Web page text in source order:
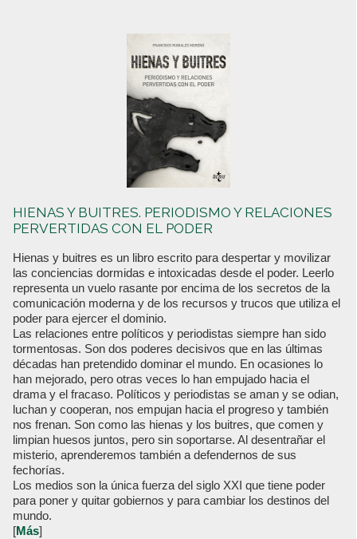
HIENAS Y BUITRES. PERIODISMO Y RELACIONES
PERVERTIDAS CON EL PODER
Hienas y buitres es un libro escrito para despertar y movilizar
las conciencias dormidas e intoxicadas desde el poder. Leerlo
representa un vuelo rasante por encima de los secretos de la
comunicación moderna y de los recursos y trucos que utiliza el
poder para ejercer el dominio.
Las relaciones entre políticos y periodistas siempre han sido
tormentosas. Son dos poderes decisivos que en las últimas
décadas han pretendido dominar el mundo. En ocasiones lo
han mejorado, pero otras veces lo han empujado hacia el
drama y el fracaso. Políticos y periodistas se aman y se odian,
luchan y cooperan, nos empujan hacia el progreso y también
nos frenan. Son como las hienas y los buitres, que comen y
limpian huesos juntos, pero sin soportarse. Al desentrañar el
misterio, aprenderemos también a defendernos de sus
fechorías.
Los medios son la única fuerza del siglo XXI que tiene poder
para poner y quitar gobiernos y para cambiar los destinos del
mundo.
[Más]